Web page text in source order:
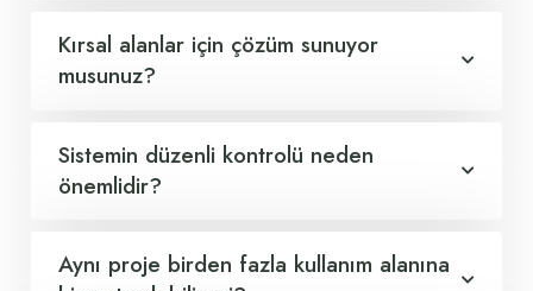
Kırsal alanlar için çözüm sunuyor
musunuz?
Sistemin düzenli kontrolü neden
önemlidir?
Aynı proje birden fazla kullanım alanına